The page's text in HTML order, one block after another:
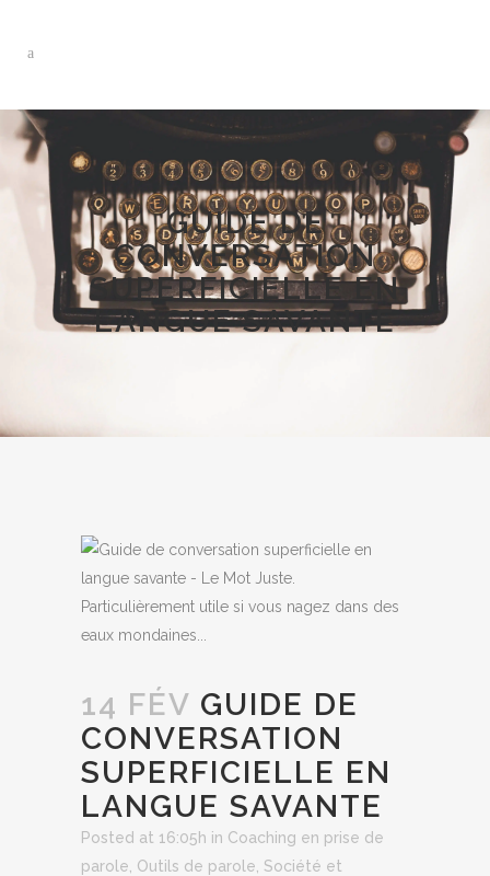
GUIDE DE
CONVERSATION
SUPERFICIELLE EN
LANGUE SAVANTE
14 FÉV GUIDE DE
CONVERSATION
SUPERFICIELLE EN
LANGUE SAVANTE
Posted at 16:05h in Coaching en prise de
parole Outils de parole Société et